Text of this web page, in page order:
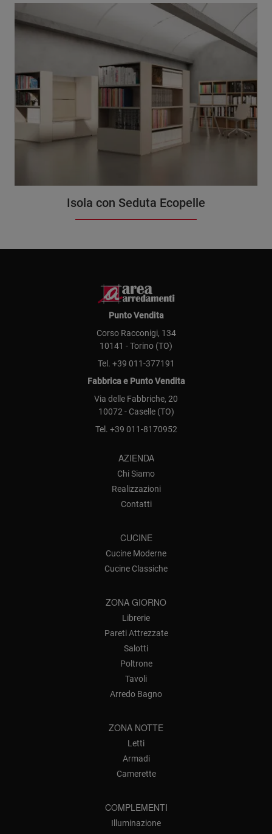
Isola con Seduta Ecopelle
Punto Vendita
Corso Racconigi, 134
10141 - Torino (TO)
Tel. +39 011-377191
Fabbrica e Punto Vendita
Via delle Fabbriche, 20
10072 - Caselle (TO)
Tel. +39 011-8170952
AZIENDA
Chi Siamo
Realizzazioni
Contatti
CUCINE
Cucine Moderne
Cucine Classiche
ZONA GIORNO
Librerie
Pareti Attrezzate
Salotti
Poltrone
Tavoli
Arredo Bagno
ZONA NOTTE
Letti
Armadi
Camerette
COMPLEMENTI
Illuminazione